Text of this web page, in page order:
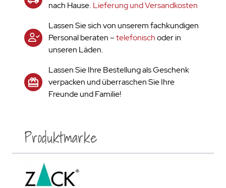
nach Hause. Lieferung und Versandkosten
Lassen Sie sich von unserem fachkundigen
Personal beraten –telefonischoder in
unseren Läden.
Lassen Sie Ihre Bestellung als Geschenk
verpacken und überraschen Sie Ihre
Freunde und Familie!
Produktmarke